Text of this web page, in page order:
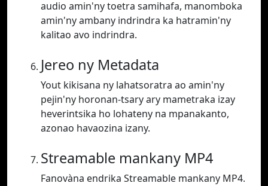
audio amin'ny toetra samihafa, manomboka
amin'ny ambany indrindra ka hatramin'ny
kalitao avo indrindra.
Jereo ny Metadata
Yout kikisana ny lahatsoratra ao amin'ny
pejin'ny horonan-tsary ary mametraka izay
heverintsika ho lohateny na mpanakanto,
azonao havaozina izany.
Streamable mankany MP4
Fanovàna endrika Streamable mankany MP4.